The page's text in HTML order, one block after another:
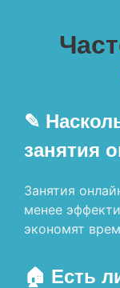
✎
занятия
Занятия
менее
экономят
🏠 Есть